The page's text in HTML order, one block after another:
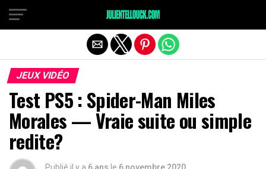
JEUX VIDÉO
Test PS5 : Spider-Man Miles
Morales — Vraie suite ou simple
redite?